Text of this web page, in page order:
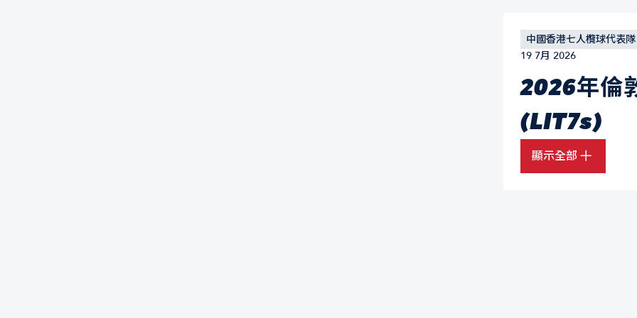
中國香港七人欖球代表隊
19 7月 2026
2026年倫
(LIT7s)
顯示全部